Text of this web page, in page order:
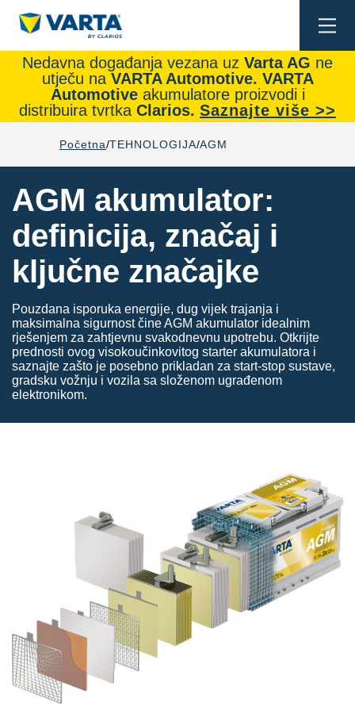
Nedavna događanja vezana uz Varta AG ne
utječu na VARTA Automotive. VARTA
Automotiveakumulatore proizvodi i
distribuira tvrtka Clarios. Saznajte više >>
Početna TEHNOLOGIJA AGM
AGM akumulator:
definicija, značaj i
ključne značajke
Pouzdana isporuka energije, dug vijek trajanja i
maksimalna sigurnost čine AGM akumulator idealnim
rješenjem za zahtjevnu svakodnevnu upotrebu. Otkrijte
prednosti ovog visokoučinkovitog starter akumulatora i
saznajte zašto je posebno prikladan za start-stop sustave,
gradsku vožnju i vozila sa složenom ugrađenom
elektronikom.